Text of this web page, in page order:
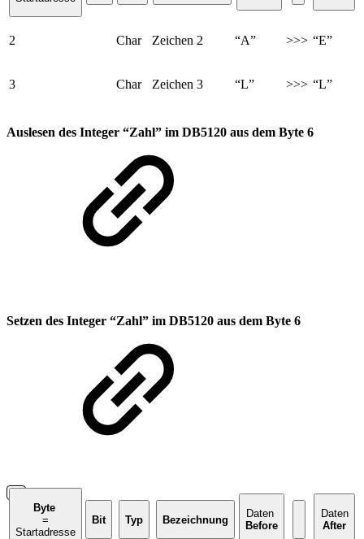
2 Char Zeichen 2 “A” >>> “E”
3 Char Zeichen 3 “L” >>> “L”
Auslesen des Integer “Zahl” im DB5120 aus dem Byte 6
Setzen des Integer “Zahl” im DB5120 aus dem Byte 6
Byte
=
Startadresse
Bit Typ Bezeichnung
Daten
Before
Daten
After